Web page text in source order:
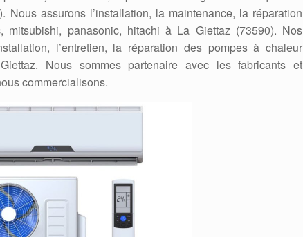
Nous assurons l’installation, la maintenance, la réparation
panasonic, hitachi à La Giettaz (73590). Nos
l’entretien, la réparation des pompes à chaleur
Nous sommes partenaire avec les fabricants et
commercialisons.